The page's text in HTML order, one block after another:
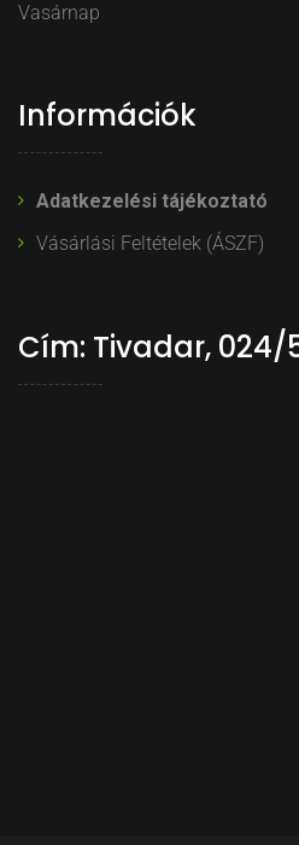
Vasárnap
Információk
Adatkezelési tájékoztató
Vásárlási Feltételek (ÁSZF)
Cím: Tivadar, 024/